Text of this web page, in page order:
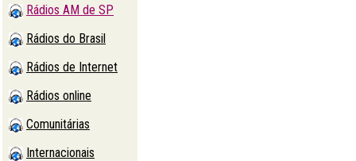
Rádios AM de SP
Rádios do Brasil
Rádios de Internet
Rádios online
Comunitárias
Internacionais